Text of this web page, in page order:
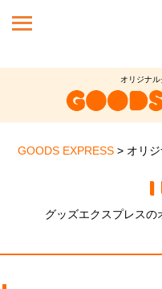
オリジナ
GOODS EXPRESS > オリ
グッズエクスプレスの